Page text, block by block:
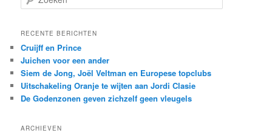
o
k
n
RECENTE BERICHTEN
Cruijff en Prince
Juichen voor een ander
Siem de Jong, Joël Veltman en Europese topclubs
Uitschakeling Oranje te wijten aan Jordi Clasie
De Godenzonen geven zichzelf geen vleugels
ARCHIEVEN